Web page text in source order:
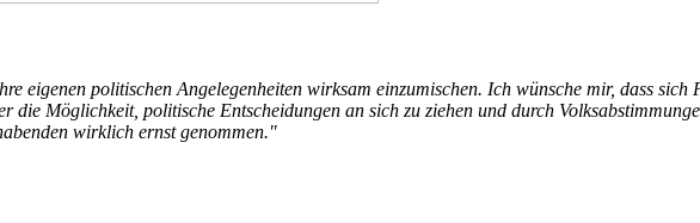
eigenen politischen Angelegenheiten wirksam einzumischen. Ich wünsche mir, dass
Möglichkeit, politische Entscheidungen an sich zu ziehen und durch
wirklich ernst genommen."